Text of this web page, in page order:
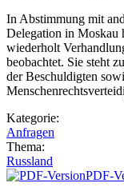
In Abstimmung mit
Delegation in Moskau
wiederholt
beobachtet. Sie steht
der Beschuldigten
Kategorie:
Anfragen
Thema:
Russland
PDF-